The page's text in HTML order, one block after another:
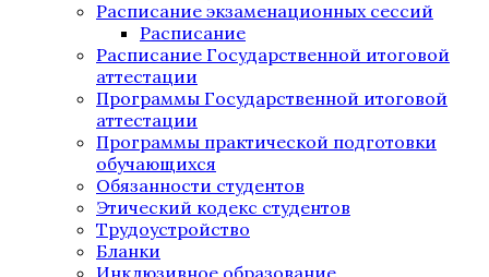
Расписание экзаменационных сессий
Расписание
Расписание Государственной итоговой
аттестации
Программы Государственной итоговой
аттестации
Программы практической подготовки
обучающихся
Обязанности студентов
Этический кодекс студентов
Трудоустройство
Бланки
Инклюзивное образование